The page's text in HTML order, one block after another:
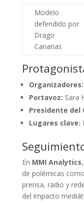
Modelo
defendido por
Drago
Canarias
Organizadores:
Portavoz: Sara
Presidente del
Lugares clave:
En MMI Analytics
de polémicas
prensa, radio y
del impacto